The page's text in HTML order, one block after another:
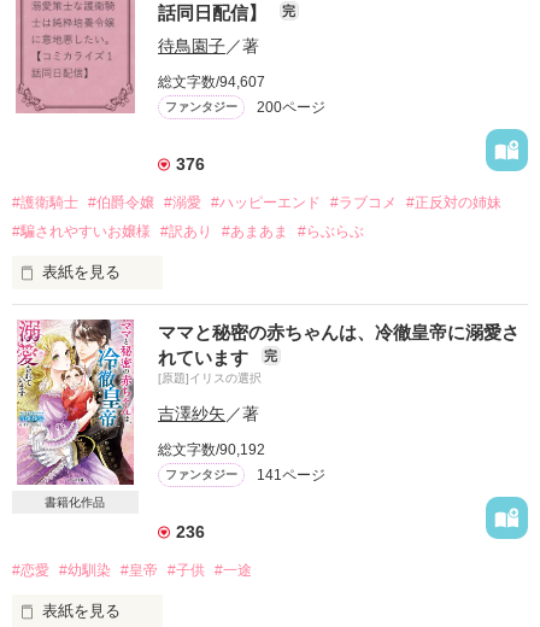
話同日配信】
完
待鳥園子／著
総文字数/94,607
ファンタジー 200ページ
376
#護衛騎士 #伯爵令嬢 #溺愛 #ハッピーエンド #ラブコメ
#正反対の姉妹
#騙されやすいお嬢様
#訳あり #あまあま #らぶらぶ
表紙を見る
【8/22に電子書籍が発売になりまして、同日にコミカライズ１
話が各書店様にて配信予定です！】
婚約者が病弱な妹を見掛けて一目惚れし、私と婚約者を交換で
きないかと両親に聞いたらしい。
妹は清楚で可愛くて、しかも性格も良くて素直で可愛い。私が
男でも、私よりもあの子が良いと、きっと思ってしまうはず。
……これは、二人は悪くない。仕方ないこと。
けど、二人の邪魔者になるくらいなら、私が家出します！
自覚のない純粋培養貴族令嬢が腹黒策士な護衛騎士に囚われて
書籍化作品
ママと秘密の赤ちゃんは、冷徹皇帝に溺愛さ
れています
完
[原題]イリスの選択
吉澤紗矢／著
総文字数/90,192
ファンタジー 141ページ
236
#恋愛 #幼馴染 #皇帝 #子供 #一途
表紙を見る